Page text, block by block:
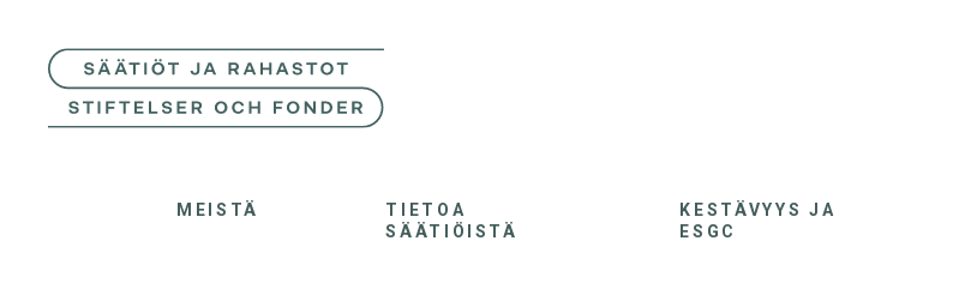
MEISTÄ
TIETOA
SÄÄTIÖISTÄ
KESTÄVYYS JA
ESGC